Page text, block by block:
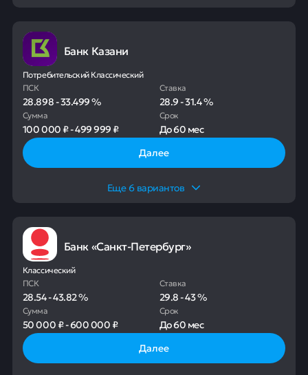
Банк Казани
Потребительский Классический
ПСК
28.898-33.499%
Ставка
28.9-31.4%
Сумма
100 000 ₽-499 999 ₽
Срок
До60 мес
Далее
Еще6 вариантов
Банк «Санкт-Петербург»
Классический
ПСК
28.54-43.82%
Ставка
29.8-43%
Сумма
50 000 ₽-600 000 ₽
Срок
До60 мес
Далее